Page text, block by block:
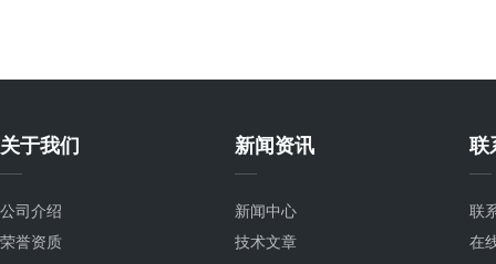
关于我们
公司介绍
荣誉资质
新闻资讯
新闻中心
技术文章
联
联
在